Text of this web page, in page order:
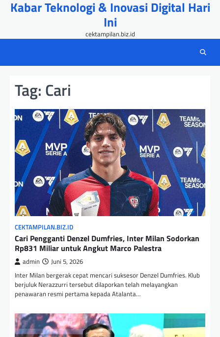
SkipKabar Teknologi & Inovasi Digital Hari
Ini
cektampilan.biz.id
Tag: Cari
CEKTAMPILAN.BIZ.ID
Cari Pengganti Denzel Dumfries, Inter Milan Sodorkan
Rp831 Miliar untuk Angkut Marco Palestra
admin Juni 5, 2026
Inter Milan bergerak cepat mencari suksesor Denzel Dumfries. Klub
berjuluk Nerazzurri tersebut dilaporkan telah melayangkan
penawaran resmi pertama kepada Atalanta…